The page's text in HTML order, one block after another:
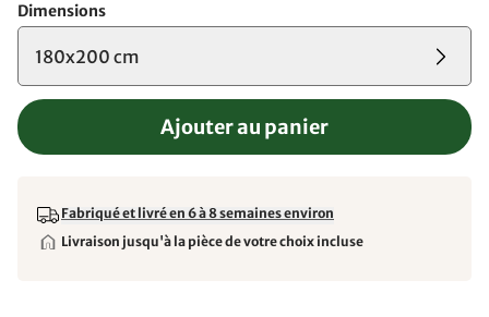
Dimensions
180x200 cm
Ajouter au panier
Fabriqué et livré en 6 à 8 semaines environ
Livraison jusqu'à la pièce de votre choix incluse